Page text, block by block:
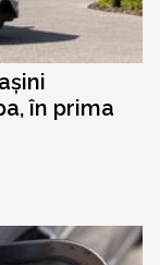
în prima